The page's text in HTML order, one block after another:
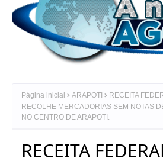
Página inicial ARAPOTI
RECEITA
RECOLHE MERCADORIAS SEM NOTAS
NO CENTRO DE ARAPOTI.
RECEITA